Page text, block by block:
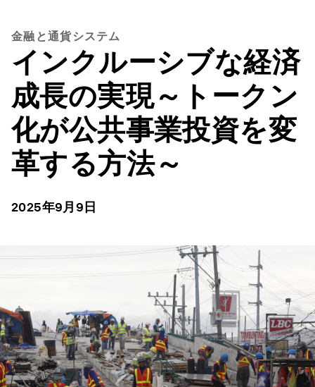
金融と通貨システム
インクルーシブな経済
成長の実現～トークン
化が公共事業投資を変
革する方法～
2025年9月9日